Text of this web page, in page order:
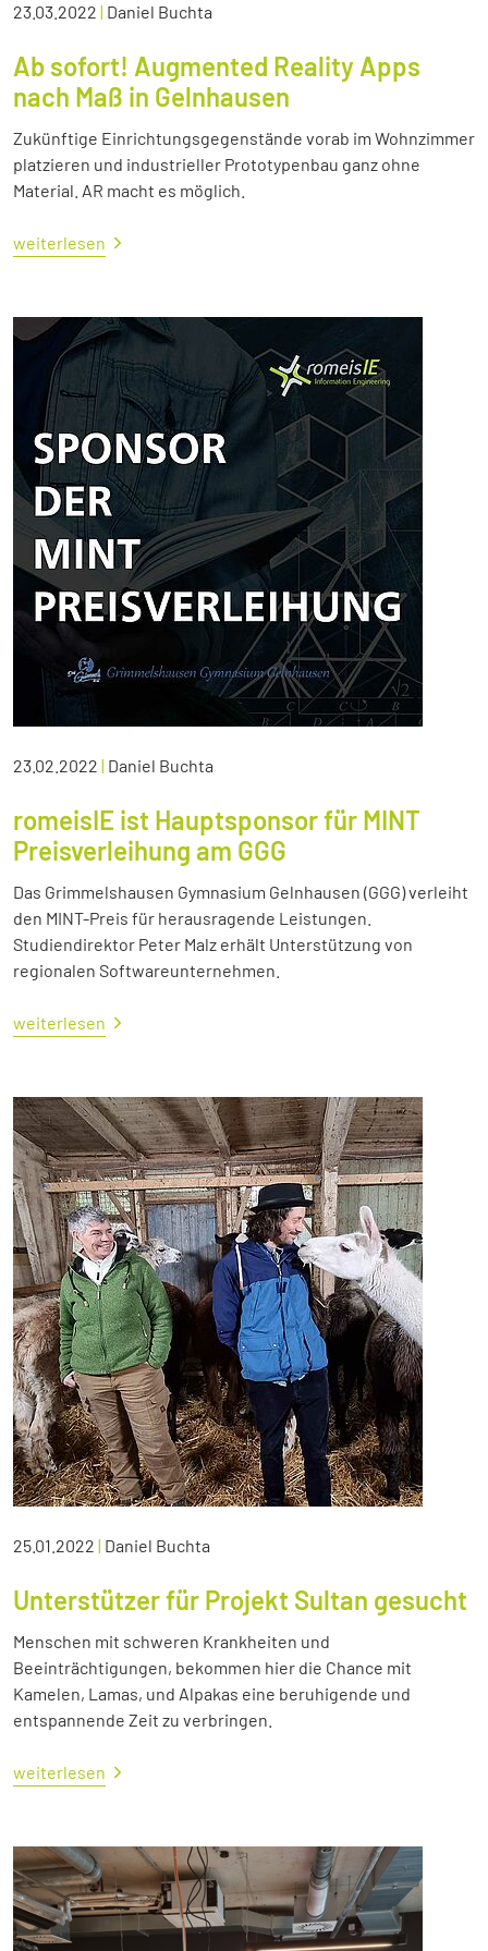
23.03.2022 | Daniel Buchta
Ab sofort! Augmented Reality Apps
nach Maß in Gelnhausen
Zukünftige Einrichtungsgegenstände vorab im Wohnzimmer
platzieren und industrieller Prototypenbau ganz ohne
Material. AR macht es möglich.
weiterlesen
23.02.2022 | Daniel Buchta
romeisIE ist Hauptsponsor für MINT
Preisverleihung am GGG
Das Grimmelshausen Gymnasium Gelnhausen (GGG) verleiht
den MINT-Preis für herausragende Leistungen.
Studiendirektor Peter Malz erhält Unterstützung von
regionalen Softwareunternehmen.
weiterlesen
25.01.2022 | Daniel Buchta
Unterstützer für Projekt Sultan gesucht
Menschen mit schweren Krankheiten und
Beeinträchtigungen, bekommen hier die Chance mit
Kamelen, Lamas, und Alpakas eine beruhigende und
entspannende Zeit zu verbringen.
weiterlesen